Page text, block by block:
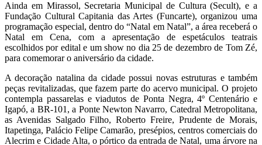
Ainda em Mirassol, Secretaria Municipal de Cultura (Secult), e a
Fundação Cultural Capitania das Artes (Funcarte), organizou uma
programação especial, dentro do “Natal em Natal”, a área receberá o
Natal em Cena, com a apresentação de espetáculos teatrais
escolhidos por edital e um show no dia 25 de dezembro de Tom Zé,
para comemorar o aniversário da cidade.
A decoração natalina da cidade possui novas estruturas e também
peças revitalizadas, que fazem parte do acervo municipal. O projeto
contempla passarelas e viadutos de Ponta Negra, 4º Centenário e
Igapó, a BR-101, a Ponte Newton Navarro, Catedral Metropolitana,
as Avenidas Salgado Filho, Roberto Freire, Prudente de Morais,
Itapetinga, Palácio Felipe Camarão, presépios, centros comerciais do
Alecrim e Cidade Alta, o pórtico da entrada de Natal, uma árvore na